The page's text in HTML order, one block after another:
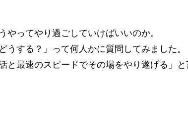
ってやり過ごしていけばいいのか。
する？」って何人かに質問してみました。
と最速のスピードでその場をやり遂げる」